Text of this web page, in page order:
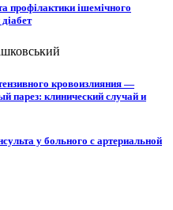
профілактики ішемічного
кровоизлияния —
парез: клинический случай и
у больного с артериальной